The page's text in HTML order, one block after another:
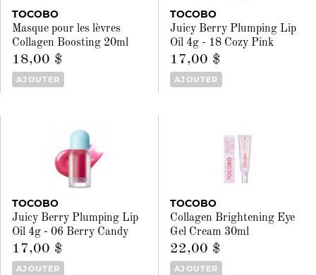
TOCOBO
Masque pour les lèvres
Collagen Boosting 20ml
18,00 $
AJOUTER
TOCOBO
Juicy Berry Plumping Lip
Oil 4g - 18 Cozy Pink
17,00 $
AJOUTER
TOCOBO
Juicy Berry Plumping Lip
Oil 4g - 06 Berry Candy
17,00 $
AJOUTER
TOCOBO
Collagen Brightening Eye
Gel Cream 30ml
22,00 $
AJOUTER